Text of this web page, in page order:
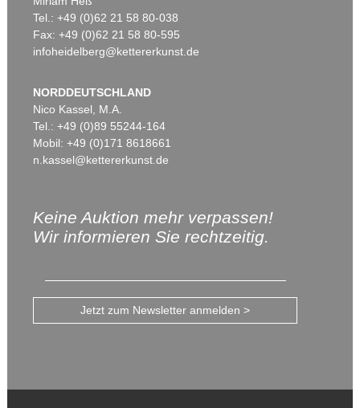
Tel.: +49 (0)62 21 58 80-038
Fax: +49 (0)62 21 58 80-595
infoheidelberg@kettererkunst.de
NORDDEUTSCHLAND
Nico Kassel, M.A.
Tel.: +49 (0)89 55244-164
Mobil: +49 (0)171 8618661
n.kassel@kettererkunst.de
Keine Auktion mehr verpassen!
Wir informieren Sie rechtzeitig.
Jetzt zum Newsletter anmelden >